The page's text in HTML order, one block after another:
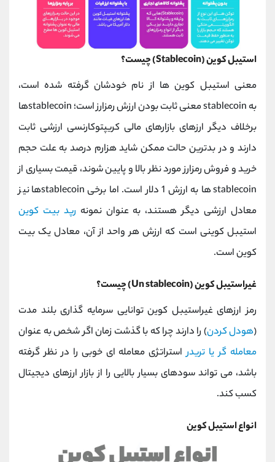
استیبل کوین (Stablecoin) چیست؟
معنی استیبل کوین ها از نام خودشان گرفته شده است،
stablecoin به
معنی ثابت بودن ارزش رمزارز است؛ stablecoinها
برخلاف دیگر ارزهای بازارهای مالی کریپتوکارنسی ارزشی ثابت
دارند و در بدترین حالت ممکن شاید هزارم درصد به علت حجم
خرید و فروش رمزارز مورد نظر بالا و پایین شوند، قیمت بسیاری از
stablecoin ها به ارزش 1 دلار است. اما برخی stablecoinها نیز
معادل ارزشی دیگر هستند، به عنوان نمونه رپد بیت کوین
استیبل کوینی است که ارزش هر واحد از آن، معادل یک بیت
کوین است.
غیراستیبل کوین(Un stablecoin)چیست؟
رمز ارزهای غیراستیبل کوین توانایی سرمایه گذاری بلند مدت
(هودل کردن) را دارند چرا که با گذشت زمان اگر شخص به عنوان
معامله گر یا تریدراستراتژی معامله ای خوبی را در نظر گرفته
باشد، می تواند سودهای بسیار بالایی را از بازار ارزهای دیجیتال
کسب کند.
انواع استیبل کوین